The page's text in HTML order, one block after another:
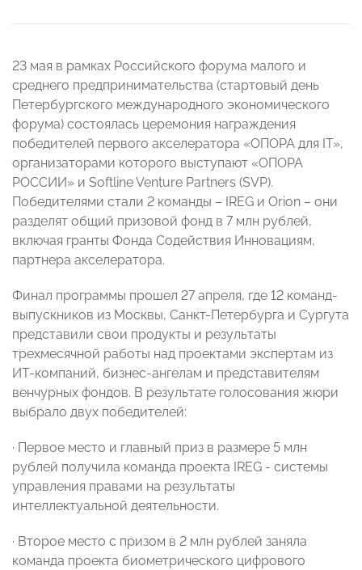
23 мая в рамках Российского форума малого и
среднего предпринимательства (стартовый день
Петербургского международного экономического
форума) состоялась церемония награждения
победителей первого акселератора «ОПОРА для IT»,
организаторами которого выступают «ОПОРА
РОССИИ» и Softline Venture Partners (SVP).
Победителями стали 2 команды – IREG и Orion – они
разделят общий призовой фонд в 7 млн рублей,
включая гранты Фонда Содействия Инновациям,
партнера акселератора.
Финал программы прошел 27 апреля, где 12 команд-
выпускников из Москвы, Санкт-Петербурга и Сургута
представили свои продукты и результаты
трехмесячной работы над проектами экспертам из
ИТ-компаний, бизнес-ангелам и представителям
венчурных фондов. В результате голосования жюри
выбрало двух победителей:
· Первое место и главный приз в размере 5 млн
рублей получила команда проекта IREG - системы
управления правами на результаты
интеллектуальной деятельности.
· Второе место с призом в 2 млн рублей заняла
команда проекта биометрического цифрового